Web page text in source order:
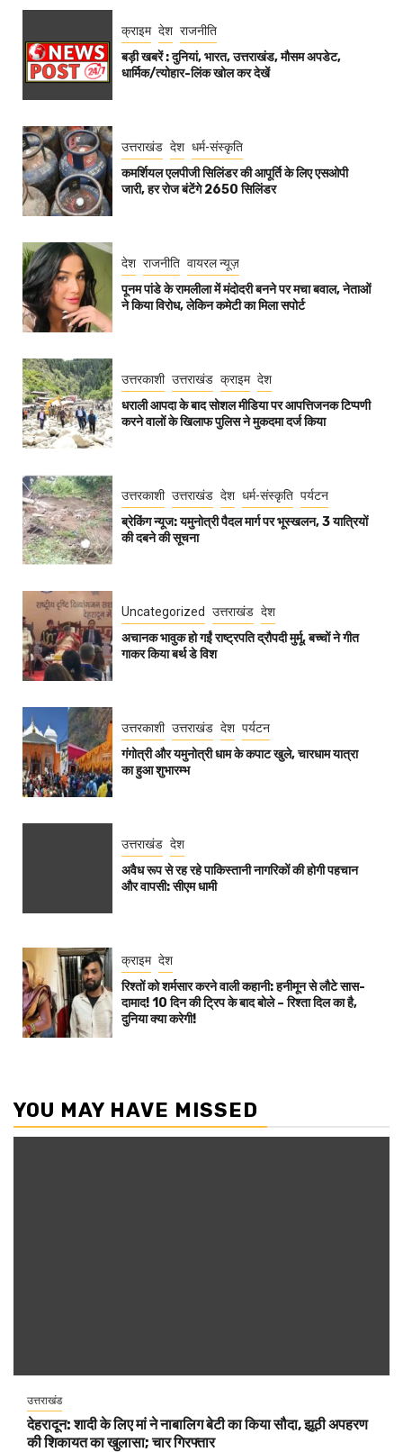
क्राइम देश राजनीति
बड़ी खबरें : दुनियां, भारत, उत्तराखंड, मौसम अपडेट,
धार्मिक/त्योहार-लिंक खोल कर देखें
उत्तराखंड देश धर्म-संस्कृति
कमर्शियल एलपीजी सिलिंडर की आपूर्ति के लिए एसओपी
जारी, हर रोज बंटेंगे 2650 सिलिंडर
देश राजनीति वायरल न्यूज़
पूनम पांडे के रामलीला में मंदोदरी बनने पर मचा बवाल, नेताओं
ने किया विरोध, लेकिन कमेटी का मिला सपोर्ट
उत्तरकाशी उत्तराखंड क्राइम देश
धराली आपदा के बाद सोशल मीडिया पर आपत्तिजनक टिप्पणी
करने वालों के खिलाफ पुलिस ने मुकदमा दर्ज किया
उत्तरकाशी उत्तराखंड देश धर्म-संस्कृति पर्यटन
ब्रेकिंग न्यूज: यमुनोत्री पैदल मार्ग पर भूस्खलन, 3 यात्रियों
की दबने की सूचना
Uncategorized उत्तराखंड देश
अचानक भावुक हो गईं राष्ट्रपति द्रौपदी मुर्मू, बच्चों ने गीत
गाकर किया बर्थ डे विश
उत्तरकाशी उत्तराखंड देश पर्यटन
गंगोत्री और यमुनोत्री धाम के कपाट खुले, चारधाम यात्रा
का हुआ शुभारम्भ
उत्तराखंड देश
अवैध रूप से रह रहे पाकिस्तानी नागरिकों की होगी पहचान
और वापसी: सीएम धामी
क्राइम देश
रिश्तों को शर्मसार करने वाली कहानी: हनीमून से लौटे सास-
दामाद! 10 दिन की ट्रिप के बाद बोले – रिश्ता दिल का है,
दुनिया क्या करेगी!
YOU MAY HAVE MISSED
उत्तराखंड
देहरादून: शादी के लिए मां ने नाबालिग बेटी का किया सौदा, झूठी अपहरण
की शिकायत का खुलासा; चार गिरफ्तार